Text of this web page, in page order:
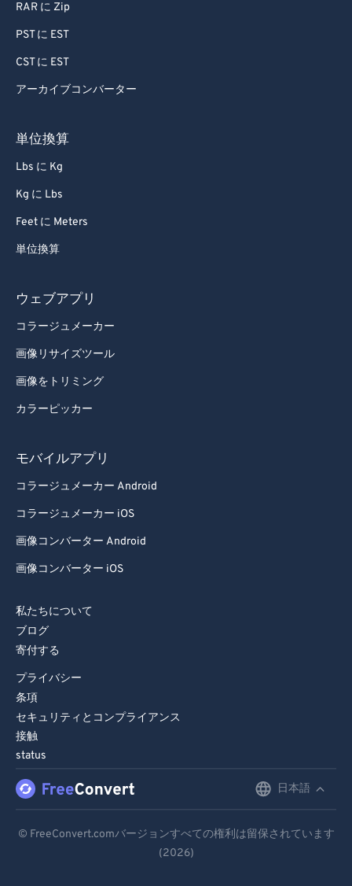
RAR に Zip
PST に EST
CST に EST
アーカイブコンバーター
単位換算
Lbs に Kg
Kg に Lbs
Feet に Meters
単位換算
ウェブアプリ
コラージュメーカー
画像リサイズツール
画像をトリミング
カラーピッカー
モバイルアプリ
コラージュメーカー Android
コラージュメーカー iOS
画像コンバーター Android
画像コンバーター iOS
私たちについて
ブログ
寄付する
プライバシー
条項
セキュリティとコンプライアンス
接触
status
日本語
Español
© FreeConvert.comバージョンすべての権利は留保されています
(2026)